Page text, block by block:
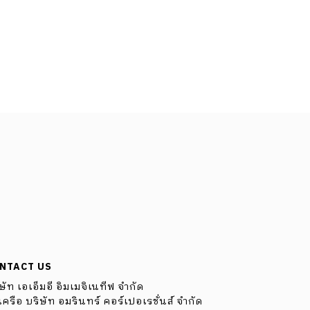
US
ท เอเอ็มอี อิมเมจิเนทีฟ จำกัด
ครือ บริษัท อมรินทร์ คอร์เปอเรชั่นส์ จำกัด